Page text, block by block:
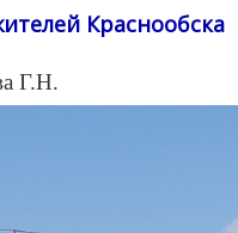
Краснообска
Г.Н.